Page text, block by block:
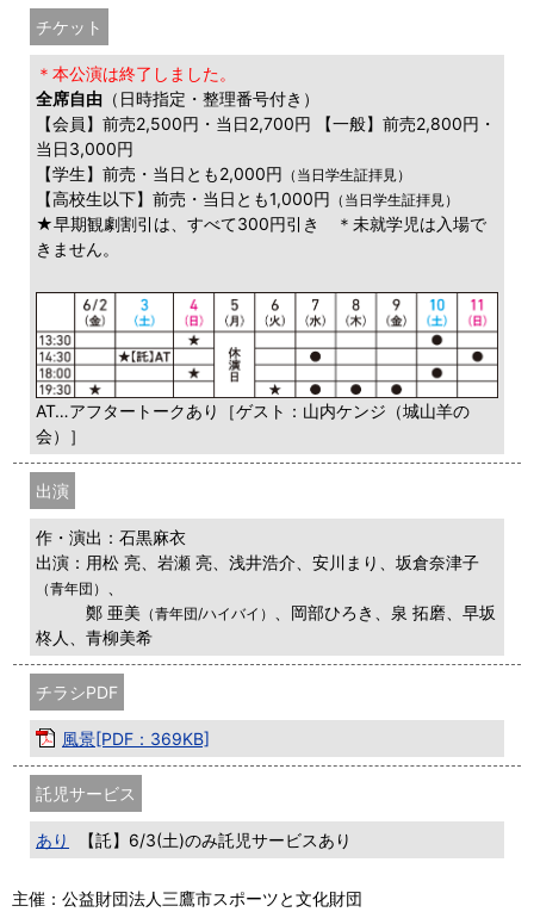
チケット
＊本公演は終了しました。
全席自由 （日時指定・整理番号付き）
【会員】前売2,500円・当日2,700円 【一般】前売2,800円・
当日3,000円
【学生】前売・当日とも2,000円 （当日学生証拝見）
【高校生以下】前売・当日とも1,000円 （当日学生証拝見）
★早期観劇割引は、すべて300円引き ＊未就学児は入場で
きません。
AT…アフタートークあり［ゲスト：山内ケンジ（城山羊の
会）］
出演
作・演出：石黒麻衣
出演：用松 亮、岩瀬 亮、浅井浩介、安川まり、坂倉奈津子
（青年団）
鄭 亜美 （青年団/ハイバイ）
、岡部ひろき、泉 拓磨、早坂
柊人、青柳美希
チラシPDF
風景[PDF：369KB]
託児サービス
あり 【託】6/3(土)のみ託児サービスあり
主催：公益財団法人三鷹市スポーツと文化財団